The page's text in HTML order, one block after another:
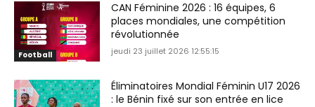
Football
CAN Féminine 2026 : 16 équipes, 6
places mondiales, une compétition
révolutionnée
jeudi 23 juillet 2026 12:55:15
Éliminatoires Mondial Féminin U17 2026
: le Bénin fixé sur son entrée en lice